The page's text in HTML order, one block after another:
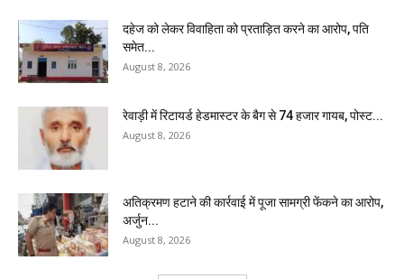
दहेज को लेकर विवाहिता को प्रताड़ित करने का आरोप, पति
समेत...
August 8, 2026
रेवाड़ी में रिटायर्ड हेडमास्टर के बैग से ₹74 हजार गायब, पोस्ट...
August 8, 2026
अतिक्रमण हटाने की कार्रवाई में पूजा सामग्री फेंकने का आरोप,
अर्जुन...
August 8, 2026